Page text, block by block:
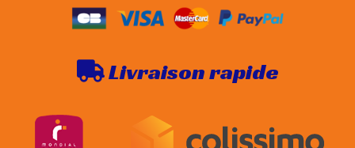
Livraison rapide